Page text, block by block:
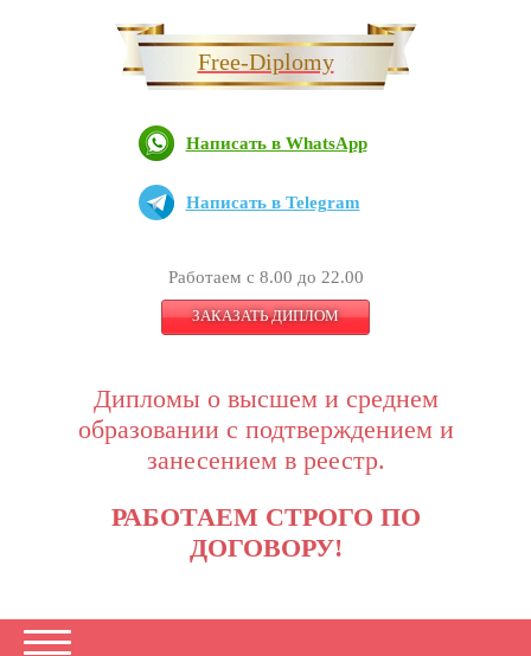
Free-Diplomy
Написать в WhatsApp
Написать в Telegram
Работаем с 8.00 до 22.00
ЗАКАЗАТЬ ДИПЛОМ
Дипломы о высшем и среднем
образовании с подтверждением и
занесением в реестр.
РАБОТАЕМ СТРОГО ПО
ДОГОВОРУ!